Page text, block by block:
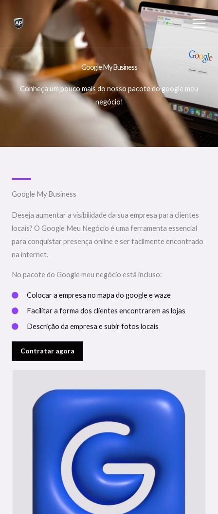
Google My Business
Conheça um pouco mais do nosso pacote do google meu
negócio!
Google My Business
Deseja aumentar a visibilidade da sua empresa para clientes
locais? O Google Meu Negócio é uma ferramenta essencial
para conquistar presença online e ser facilmente encontrado
na internet.
No pacote do Google meu negócio está incluso:
Colocar a empresa no mapa do google e waze
Facilitar a forma dos clientes encontrarem as lojas
Descrição da empresa e subir fotos locais
Contratar agora